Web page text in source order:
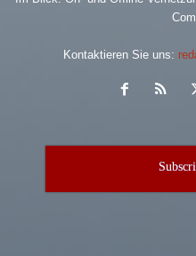
Kontaktieren Sie uns: